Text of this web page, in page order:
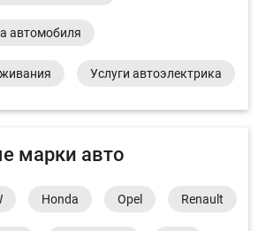
автомобиля
Услуги автоэлектрика
марки авто
Honda Opel Renault